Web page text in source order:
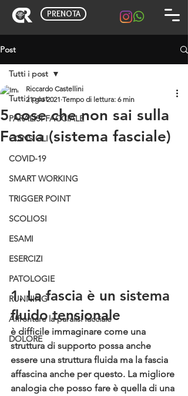
PRENOTA
Post
Tutti i post
PARALISI FACCIALE
CONSIGLI
COVID-19
SMART WORKING
TRIGGER POINT
SCOLIOSI
ESAMI
ESERCIZI
PATOLOGIE
RUNNING
Affrontare la paralisi facciale
DOLORE
Tutti i post
5 cose che non sai sulla
Fascia (sistema fasciale)
Riccardo Castellini
21 giu 2021 Tempo di lettura: 6 min
1. La fascia è un sistema
fluido tensionale
è difficile immaginare come una
struttura di supporto possa anche
essere una struttura fluida ma la fascia
affascina anche per questo. La migliore
analogia che posso fare è quella di una